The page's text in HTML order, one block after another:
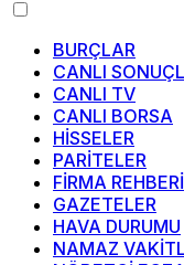
BURÇLAR
CANLI
CANLI TV
CANLI BORSA
HİSSELER
PARİTELER
FİRMA REHBERİ
GAZETELER
HAVA DURUMU
NAMAZ